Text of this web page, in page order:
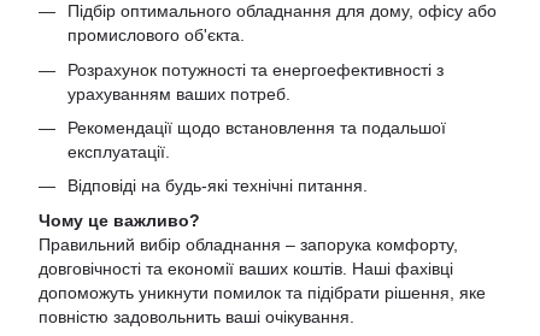
Підбір оптимального обладнання для дому, офісу або
промислового об'єкта.
Розрахунок потужності та енергоефективності з
урахуванням ваших потреб.
Рекомендації щодо встановлення та подальшої
експлуатації.
Відповіді на будь-які технічні питання.
Чому це важливо?
Правильний вибір обладнання – запорука комфорту,
довговічності та економії ваших коштів. Наші фахівці
допоможуть уникнути помилок та підібрати рішення, яке
повністю задовольнить ваші очікування.